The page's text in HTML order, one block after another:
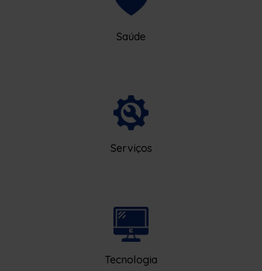
Saúde
Serviços
Tecnologia